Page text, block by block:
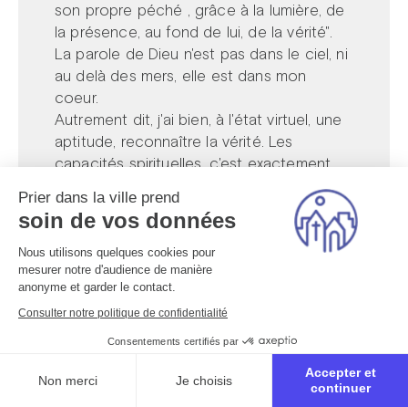
son propre péché , grâce à la lumière, de
la présence, au fond de lui, de la vérité".
La parole de Dieu n'est pas dans le ciel, ni
au delà des mers, elle est dans mon
coeur.
Autrement dit, j'ai bien, à l'état virtuel, une
aptitude, reconnaître la vérité. Les
capacités spirituelles, c'est exactement
comme les aptitudes physiques : en tant
qu'être humain, et sauf maladie, j'ai bien
une aptitude à apprendre à vivre dans la
vérité (idem pour la justice et l'amour),
comme l'enfant a une aptitude à
apprendre à marcher, parler, être propre..
Certes, soumise à diverses influences, je
peux me tromper (aux deux sens du
finit par resurgir . Jésus l'a dit : "tout ce qui
Prier dans la ville prend
soin de vos données
Nous utilisons quelques cookies pour
mesurer notre d'audience de manière
anonyme et garder le contact.
Consulter notre politique de confidentialité
Consentements certifiés par
Non merci Je choisis
Accepter et
continuer